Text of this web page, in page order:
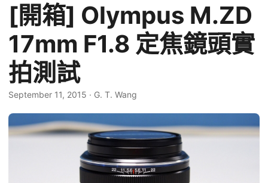
[開箱] Olympus M.ZD
17mm F1.8 定焦鏡頭實
拍測試
September 11, 2015 · G. T. Wang